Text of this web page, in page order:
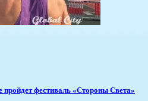
фестиваль «Стороны Света»